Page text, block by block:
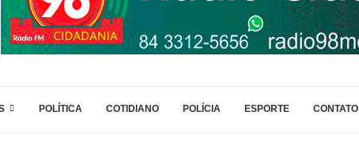
POLÍTICA COTIDIANO POLÍCIA ESPORTE CONTATO